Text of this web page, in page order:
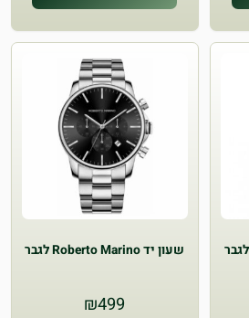
שעון יד Roberto Marino לגבר
₪499